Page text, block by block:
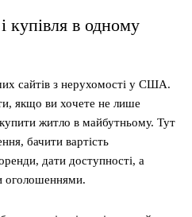
купівля в одному
сайтів з нерухомості у США.
якщо ви хочете не лише
житло в майбутньому. Тут
бачити вартість
дати доступності, а
оголошеннями.